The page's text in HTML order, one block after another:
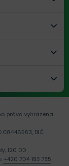
práva vyhrazena.
08446563, DIČ
120 00
+420 704 183 785